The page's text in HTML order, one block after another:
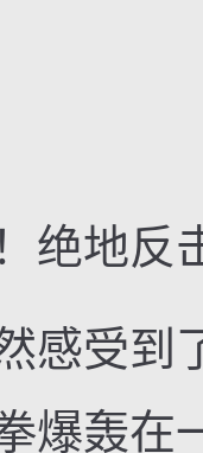
地反
受到
爆轰在